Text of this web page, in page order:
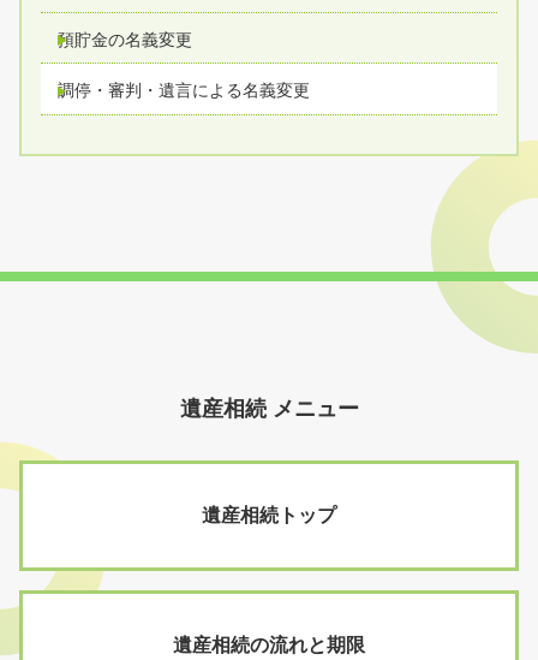
預貯金の名義変更
調停・審判・遺言による名義変更
遺産相続 メニュー
遺産相続トップ
遺産相続の流れと期限